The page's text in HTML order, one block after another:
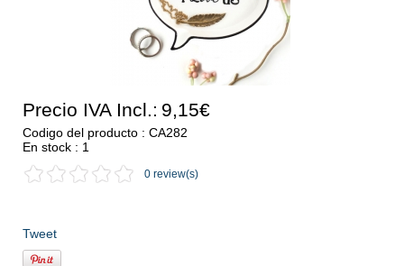
Precio IVA Incl.: 9,15€
Codigo del producto : CA282
En stock : 1
0 review(s)
Tweet